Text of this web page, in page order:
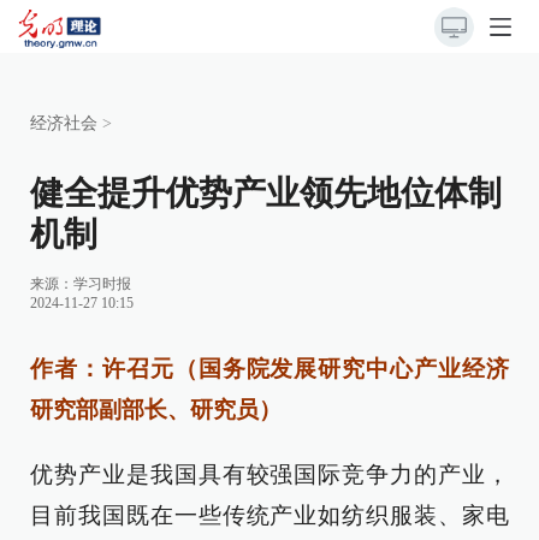
经济社会 >
健全提升优势产业领先地位体制
机制
来源： 学习时报
2024-11-27 10:15
作者：许召元（国务院发展研究中心产业经济
研究部副部长、研究员）
优势产业是我国具有较强国际竞争力的产业，
目前我国既在一些传统产业如纺织服装、家电